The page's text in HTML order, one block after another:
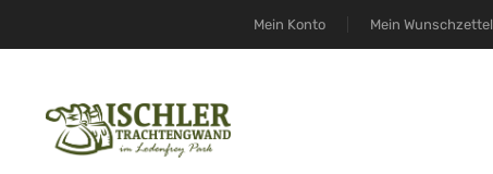
Mein Konto Mein Wunschzettel